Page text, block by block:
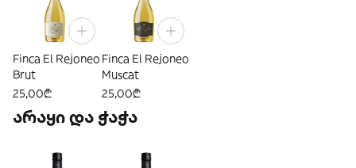
Finca El Rejoneo
Brut
25,00₾
Finca El Rejoneo
Muscat
25,00₾
არაყი და ჭაჭა